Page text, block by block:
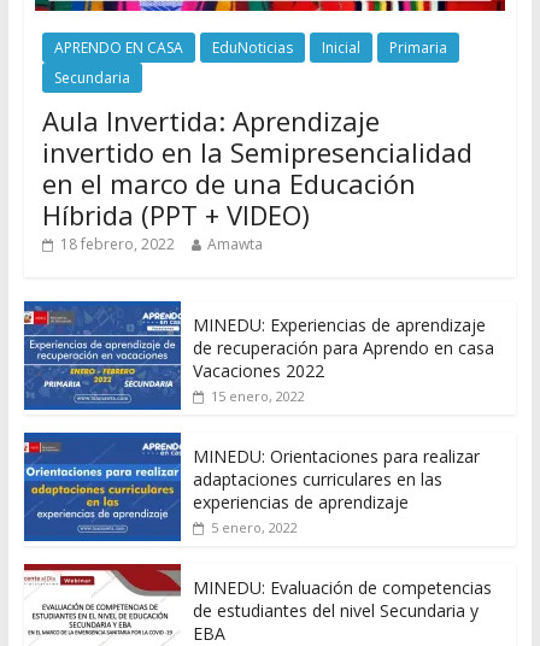
APRENDO EN CASA EduNoticias Inicial
Primaria
Secundaria
Aula Invertida: Aprendizaje
invertido en la Semipresencialidad
en el marco de una Educación
Híbrida (PPT + VIDEO)
18 febrero, 2022 Amawta
MINEDU: Experiencias de aprendizaje
de recuperación para Aprendo en casa
Vacaciones 2022
15 enero, 2022
MINEDU: Orientaciones para realizar
adaptaciones curriculares en las
experiencias de aprendizaje
5 enero, 2022
MINEDU: Evaluación de competencias
de estudiantes del nivel Secundaria y
EBA